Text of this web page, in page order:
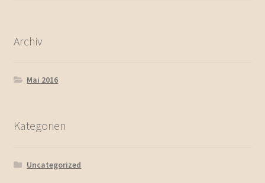
Archiv
Mai 2016
Kategorien
Uncategorized